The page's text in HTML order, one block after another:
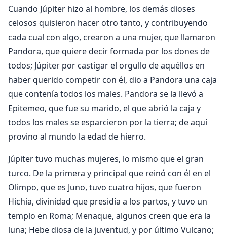
Cuando Júpiter hizo al hombre, los demás dioses
celosos quisieron hacer otro tanto, y contribuyendo
cada cual con algo, crearon a una mujer, que llamaron
Pandora, que quiere decir formada por los dones de
todos; Júpiter por castigar el orgullo de aquéllos en
haber querido competir con él, dio a Pandora una caja
que contenía todos los males. Pandora se la llevó a
Epitemeo, que fue su marido, el que abrió la caja y
todos los males se esparcieron por la tierra; de aquí
provino al mundo la edad de hierro.
Júpiter tuvo muchas mujeres, lo mismo que el gran
turco. De la primera y principal que reinó con él en el
Olimpo, que es Juno, tuvo cuatro hijos, que fueron
Hichia, divinidad que presidía a los partos, y tuvo un
templo en Roma; Menaque, algunos creen que era la
luna; Hebe diosa de la juventud, y por último Vulcano;